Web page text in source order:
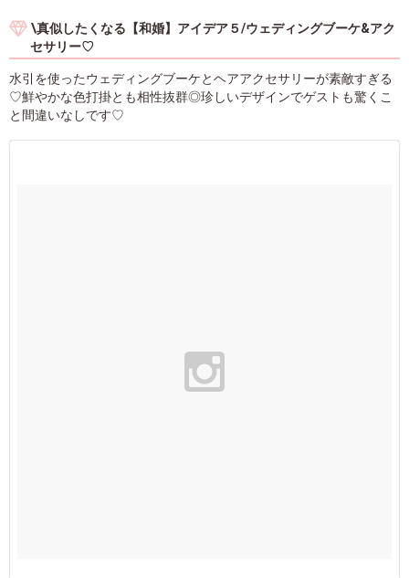
\真似したくなる【和婚】アイデア５/ウェディングブーケ&アク
セサリー♡
水引を使ったウェディングブーケとヘアアクセサリーが素敵すぎる
♡鮮やかな色打掛とも相性抜群◎珍しいデザインでゲストも驚くこ
と間違いなしです♡